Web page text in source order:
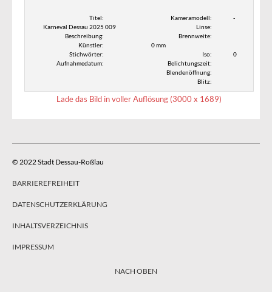
Titel:
Karneval Dessau 2025 009
Beschreibung:
Künstler:
Stichwörter:
Aufnahmedatum:
Kameramodell:
-
Linse:
Brennweite:
0 mm
Iso:
0
Belichtungszeit:
Blendenöffnung:
Blitz:
Lade das Bild in voller Auflösung (3000 x 1689)
© 2022 Stadt Dessau-Roßlau
BARRIEREFREIHEIT
DATENSCHUTZERKLÄRUNG
INHALTSVERZEICHNIS
IMPRESSUM
NACH OBEN